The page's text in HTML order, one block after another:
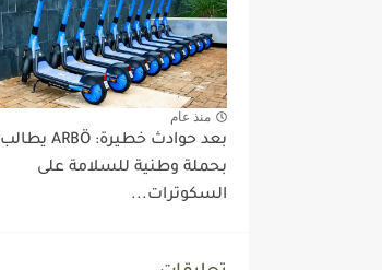
منذ عام
بعد حوادث خطيرة: ARBÖ يطالب
بحملة وطنية للسلامة على
السكوترات...